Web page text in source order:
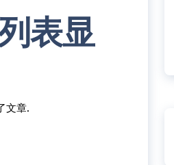
表显
文章.